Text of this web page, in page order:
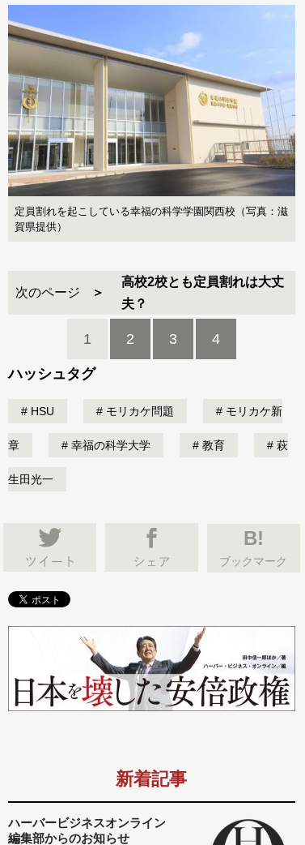
定員割れを起こしている幸福の科学学園関西校（写真：滋
賀県提供）
次のページ
高校2校とも定員割れは大丈
夫？
1 2 3 4
ハッシュタグ
HSU モリカケ問題 モリカケ新
章 幸福の科学大学 教育 萩
生田光一
B!
ブックマーク
新着記事
ハーバービジネスオンライン
編集部からのお知らせ